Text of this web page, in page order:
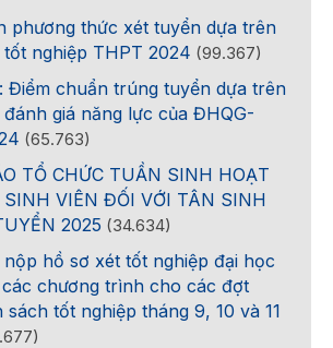
phương thức xét tuyển dựa trên
nghiệp THPT 2024 (99.367)
Điểm chuẩn trúng tuyển dựa trên
giá năng lực của ĐHQG-
(65.763)
TỔ CHỨC TUẦN SINH HOẠT
SINH VIÊN ĐỐI VỚI TÂN SINH
2025 (34.634)
hồ sơ xét tốt nghiệp đại học
chương trình cho các đợt
tốt nghiệp tháng 9, 10 và 11